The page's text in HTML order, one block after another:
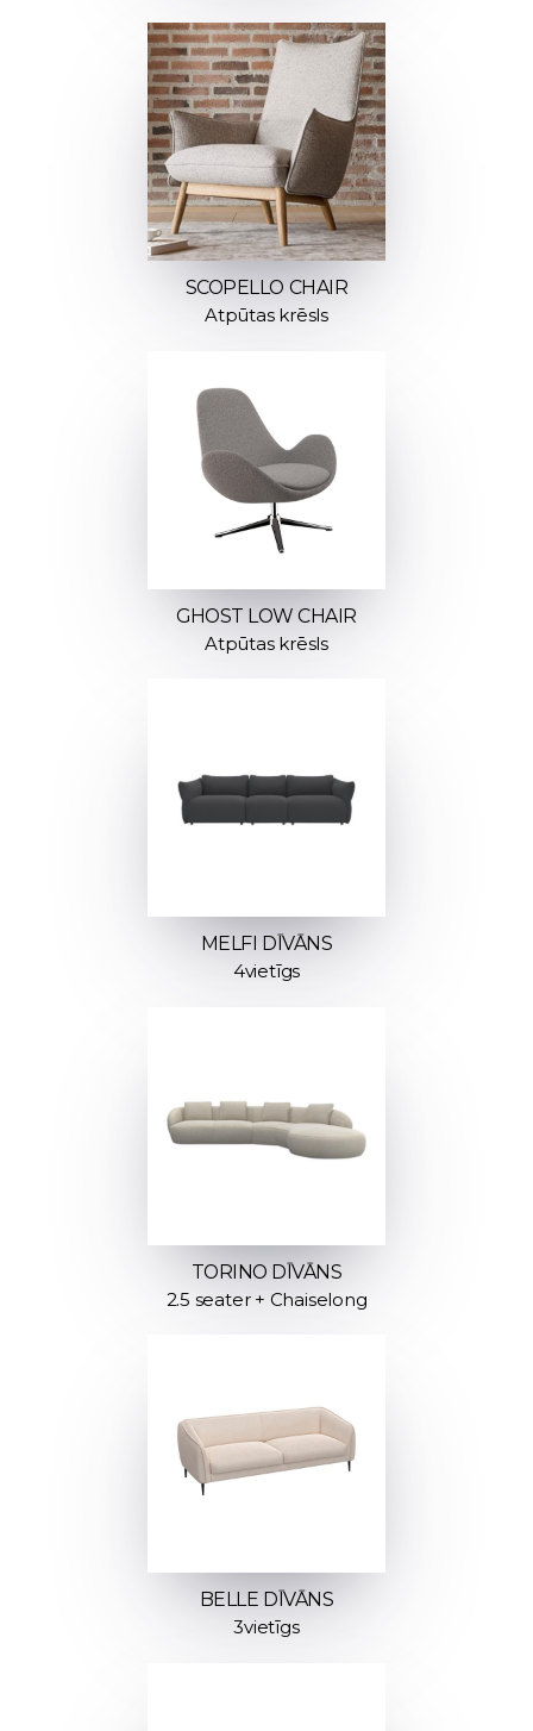
SCOPELLO CHAIR
Atpūtas krēsls
GHOST LOW CHAIR
Atpūtas krēsls
MELFI DĪVĀNS
4vietīgs
TORINO DĪVĀNS
2.5 seater + Chaiselong
BELLE DĪVĀNS
3vietīgs